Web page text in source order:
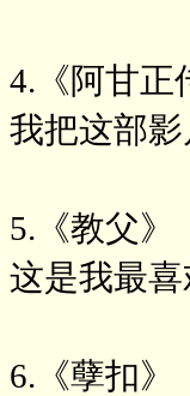
4.《阿甘正
我把这部影
5.《教父》
这是我最
6.《孽扣》